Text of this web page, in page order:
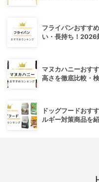
フライパンおすす
い・長持ち！2026
マヌカハニーおす
高さを徹底比較・
ドッグフードおす
ルギー対策商品を